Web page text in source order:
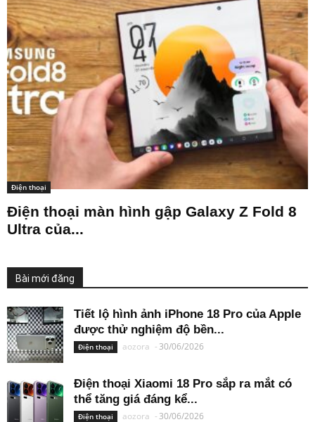
Điện thoại
Điện thoại màn hình gập Galaxy Z Fold 8
Ultra của...
Bài mới đăng
Tiết lộ hình ảnh iPhone 18 Pro của Apple
được thử nghiệm độ bền...
Điện thoại aozora - 30/06/2026
Điện thoại Xiaomi 18 Pro sắp ra mắt có
thể tăng giá đáng kể...
Điện thoại aozora - 30/06/2026